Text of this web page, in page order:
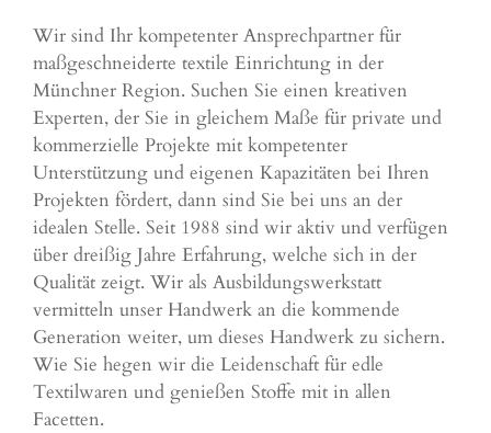
Wir sind Ihr kompetenter Ansprechpartner für
maßgeschneiderte textile Einrichtung in der
Münchner Region. Suchen Sie einen kreativen
Experten, der Sie in gleichem Maße für private und
kommerzielle Projekte mit kompetenter
Unterstützung und eigenen Kapazitäten bei Ihren
Projekten fördert, dann sind Sie bei uns an der
idealen Stelle. Seit 1988 sind wir aktiv und verfügen
über dreißig Jahre Erfahrung, welche sich in der
Qualität zeigt. Wir als Ausbildungswerkstatt
vermitteln unser Handwerk an die kommende
Generation weiter, um dieses Handwerk zu sichern.
Wie Sie hegen wir die Leidenschaft für edle
Textilwaren und genießen Stoffe mit in allen
Facetten.